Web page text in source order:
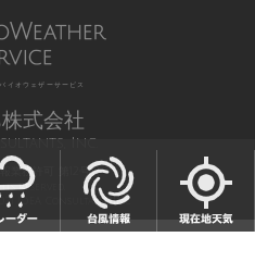
バイオウェザーサービス
式会社
Inc.
業務許可 第12号
Reserved,
IDEA Consultants,Inc